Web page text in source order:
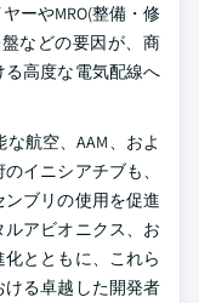
ーやMRO(整備・修
などの要因が、商
高度な電気配線へ
航空、AAM、およ
イニシアチブも、
ブリの使用を促進
アビオニクス、お
とともに、これら
る卓越した開発者